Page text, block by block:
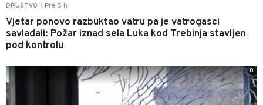
DRUŠTVO Pre 5 h
Vjetar ponovo razbuktao vatru pa je vatrogasci
savladali: Požar iznad sela Luka kod Trebinja stavljen
pod kontrolu
0